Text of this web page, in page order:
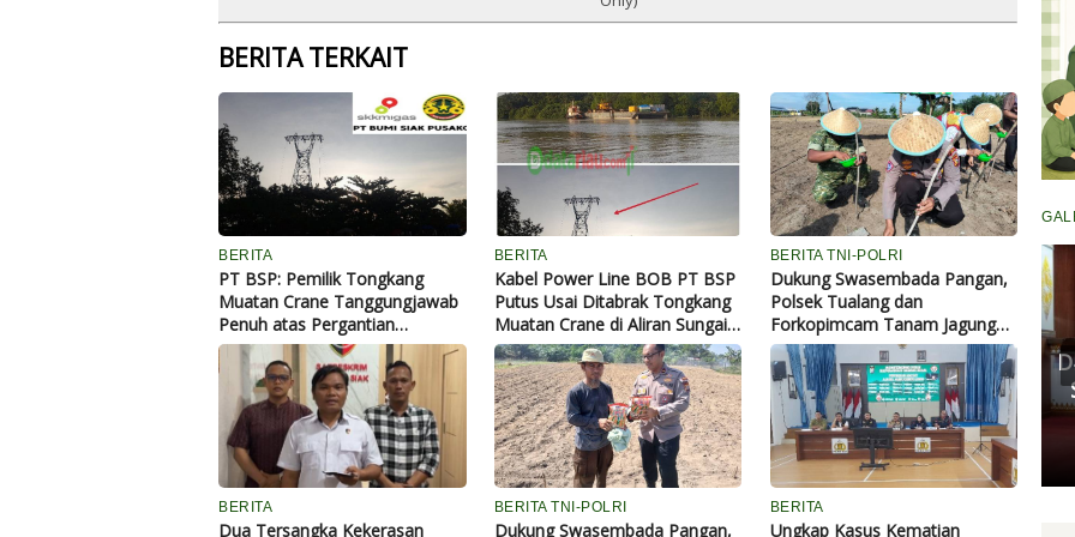
BERITA TERKAIT
BERITA
PT BSP: Pemilik Tongkang
Muatan Crane Tanggungjawab
Penuh atas Pergantian
Material...
BERITA
Kabel Power Line BOB PT BSP
Putus Usai Ditabrak Tongkang
Muatan Crane di Aliran Sungai
Siak Perawang
BERITA TNI-POLRI
Dukung Swasembada Pangan,
Polsek Tualang dan
Forkopimcam Tanam Jagung
Kuartal III di Ponpes Abu
Huroiroh
BERITA
Dua Tersangka Kekerasan
BERITA TNI-POLRI
Dukung Swasembada Pangan,
BERITA
Ungkap Kasus Kematian
Komisi III DPRD Pekanbaru
Fasilitasi Mediasi Dugaan
Kekerasan Murid di SDN 181,
Kedua Pihak Mulai Sepakat
Damai
Senin, 11 Mei 2026 17:53 WIB